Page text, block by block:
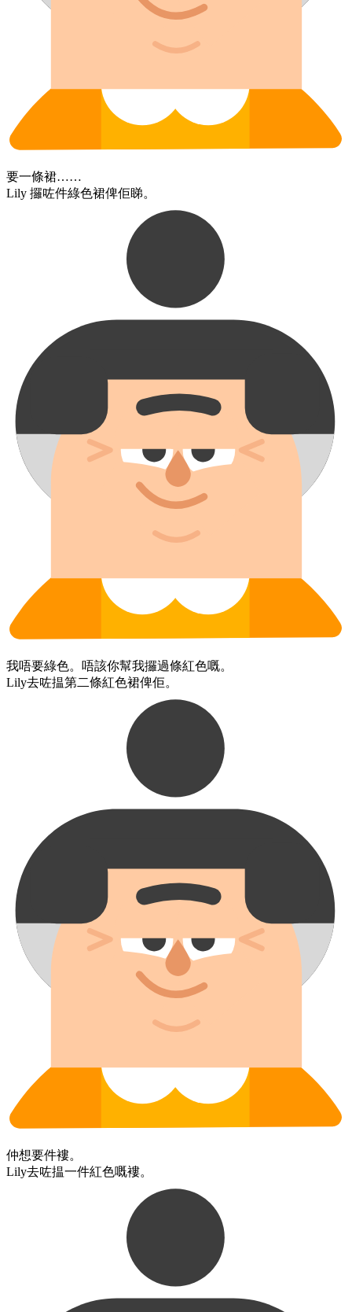
要​一​條​裙……
Lily ​攞咗​件​綠色​裙​俾​佢​睇。
我​唔要​綠色。​唔該你​幫我​攞過​條​紅色嘅。
Lily​去咗​揾​第二​條​紅色​裙​俾佢。
仲​想要​件​褸。
Lily​去咗​揾​一​件​紅色​嘅​褸。